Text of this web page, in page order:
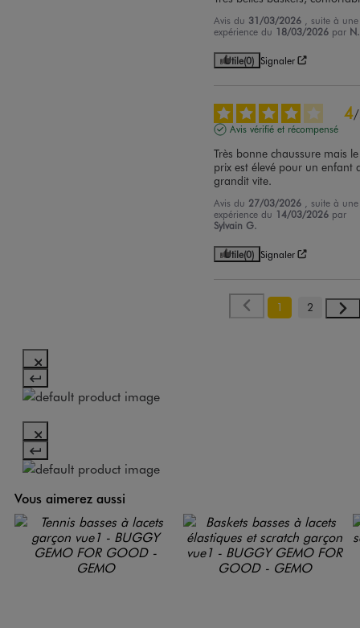
Avis du 31/03/2026
, suite à une
expérience du 18/03/2026 par
Utile(0) Signaler
4/
Avis vérifié et récompensé
Très bonne chaussure mais le
prix est élevé pour un enfant
grandit vite.
Avis du 27/03/2026
, suite à une
expérience du 14/03/2026 par
Sylvain G.
Utile(0) Signaler
1 2
Vous aimerez aussi